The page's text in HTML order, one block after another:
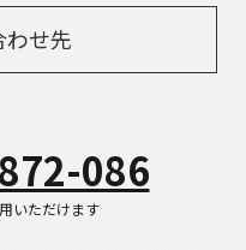
わせ先
086
いただけます